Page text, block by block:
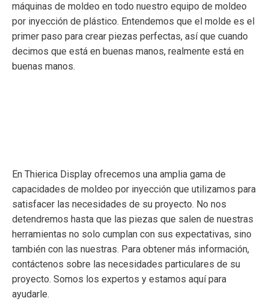
máquinas de moldeo en todo nuestro equipo de moldeo
por inyección de plástico. Entendemos que el molde es el
primer paso para crear piezas perfectas, así que cuando
decimos que está en buenas manos, realmente está en
buenas manos.
En Thierica Display ofrecemos una amplia gama de
capacidades de moldeo por inyección que utilizamos para
satisfacer las necesidades de su proyecto. No nos
detendremos hasta que las piezas que salen de nuestras
herramientas no solo cumplan con sus expectativas, sino
también con las nuestras. Para obtener más información,
contáctenos sobre las necesidades particulares de su
proyecto. Somos los expertos y estamos aquí para
ayudarle.